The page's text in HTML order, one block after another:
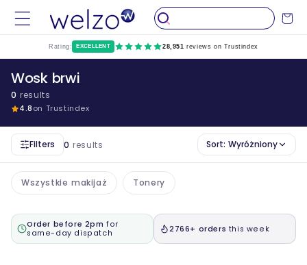
do
Wózek
Rating: EXCELLENT 28,951 reviews on Trustindex
Wosk brwi
0 results
4.8on Trustindex
Filters 0 results Sort: Wyróżniony
Wszystkie makijaż Tonery
Order before 2pm for
same-day dispatch
2766+ orders this week